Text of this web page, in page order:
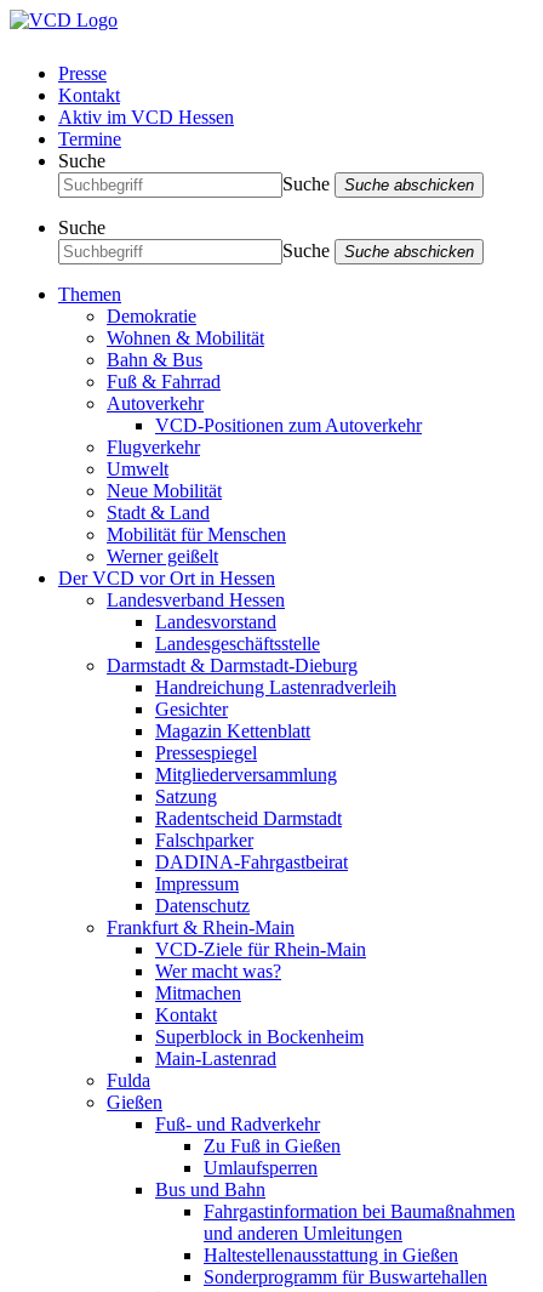
Presse
Kontakt
Aktiv im VCD Hessen
Termine
Suche
Suche
Suche abschicken
Suche
Suche
Suche abschicken
Themen
Demokratie
Wohnen & Mobilität
Bahn & Bus
Fuß & Fahrrad
Autoverkehr
VCD-Positionen zum Autoverkehr
Flugverkehr
Umwelt
Neue Mobilität
Stadt & Land
Mobilität für Menschen
Werner geißelt
Der VCD vor Ort in Hessen
Landesverband Hessen
Landesvorstand
Landesgeschäftsstelle
Darmstadt & Darmstadt-Dieburg
Handreichung Lastenradverleih
Gesichter
Magazin Kettenblatt
Pressespiegel
Mitgliederversammlung
Satzung
Radentscheid Darmstadt
Falschparker
DADINA-Fahrgastbeirat
Impressum
Datenschutz
Frankfurt & Rhein-Main
VCD-Ziele für Rhein-Main
Wer macht was?
Mitmachen
Kontakt
Superblock in Bockenheim
Main-Lastenrad
Fulda
Gießen
Fuß- und Radverkehr
Zu Fuß in Gießen
Umlaufsperren
Bus und Bahn
Fahrgastinformation bei Baumaßnahmen
und anderen Umleitungen
Haltestellenausstattung in Gießen
Sonderprogramm für Buswartehallen